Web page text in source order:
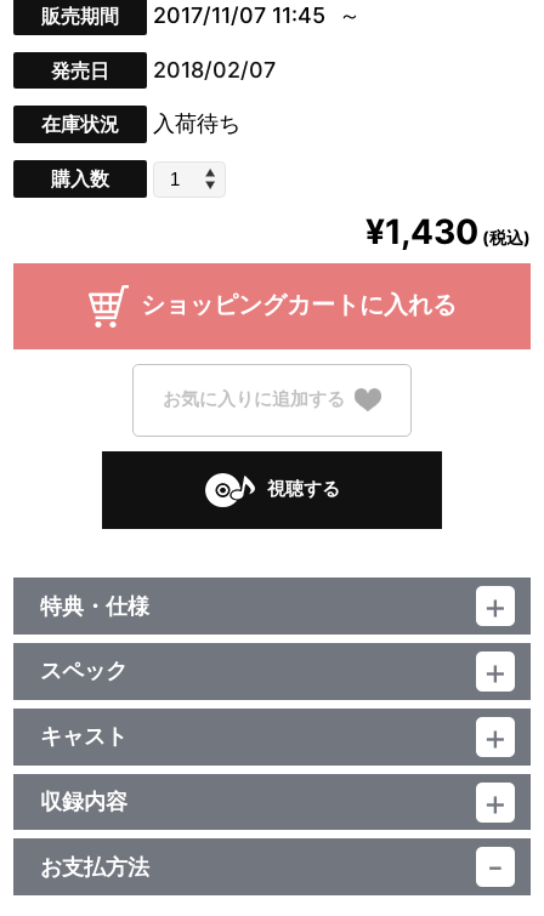
販売期間 2017/11/07 11:45
発売日 2018/02/07
在庫状況 入荷待ち
購入数
¥1,430 (税込)
ショッピングカートに入れる
お気に入りに追加する
視聴する
特典・仕様
未収録曲収録(アニメ商品未収録)
スペック
品番：LACM-14724
ジャンル：国内アニメ音楽
シングル
／12分
キャスト
上田麗奈
収録内容
お支払方法